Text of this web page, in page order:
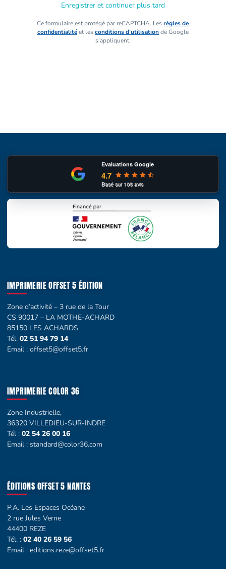
Enregistrer et continuer plus tard
Ce formulaire est protégé par reCAPTCHA. Lesrègles de
confidentialitéet les conditions d’utilisationde Google
s’appliquent.
Evaluations Google
4.7
Basé sur105avis
IMPRIMERIE OFFSET 5 ÉDITION
Zone d’activité – 3 rue de la Tour
CS 90017 – LA MOTHE-ACHARD
85150 LES ACHARDS
Tél. 02 51 94 79 14
Email : offset5@offset5.fr
IMPRIMERIE COLOR 36
Zone Industrielle,
36320 VILLEDIEU-SUR-INDRE
Tél : 02 54 26 00 16
Email : standard@color36.com
ÉDITIONS OFFSET 5 NANTES
P.A. Les Espaces Océane
2 rue Jules Verne
44400 REZE
Tél. : 02 40 26 59 56
Email : editions.reze@offset5.fr